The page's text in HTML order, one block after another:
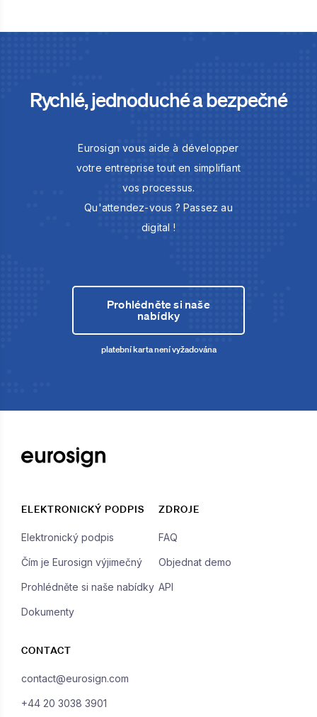
Rychlé, jednoduché a bezpečné
Eurosign vous aide à développer
votre entreprise tout en simplifiant
vos processus.
Qu'attendez-vous ? Passez au
digital !
Prohlédněte si naše
nabídky
platební karta není vyžadována
ELEKTRONICKÝ PODPIS
Elektronický podpis
Čím je Eurosign výjimečný
Prohlédněte si naše nabídky
Dokumenty
ZDROJE
FAQ
Objednat demo
API
CONTACT
contact@eurosign.com
+44 20 3038 3901